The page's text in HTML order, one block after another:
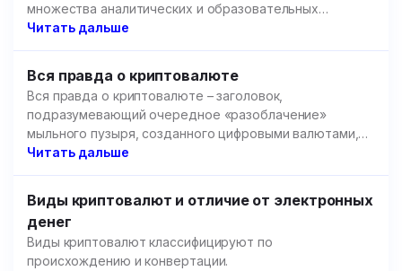
множества аналитических и образовательных
площадок.
Читать дальше
Вся правда о криптовалюте
Вся правда о криптовалюте – заголовок,
подразумевающий очередное «разоблачение»
мыльного пузыря, созданного цифровыми валютами,
но речь пойдет не об этом.
Читать дальше
Виды криптовалют и отличие от электронных
денег
Виды криптовалют классифицируют по
происхождению и конвертации.